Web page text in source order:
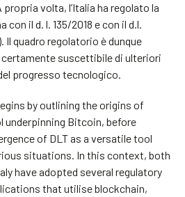
volta, l’Italia ha regolato la
il d. l. 135/2018 e con il d.l.
Il quadro regolatorio è dunque
suscettibile di ulteriori
progresso tecnologico.
by outlining the origins of
underpinning Bitcoin, before
of DLT as a versatile tool
situations. In this context, both
have adopted several regulatory
that utilise blockchain,